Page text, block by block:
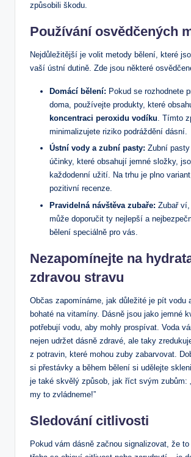
způsobili škodu.
Používání osvědčených
Nejdůležitější je volit metody bělení, které
vaší ústní dutině. Zde jsou některé
Domácí bělení: Pokud se rozhodnete
doma, používejte produkty, které
koncentraci peroxidu vodíku. Tímto
minimalizujete riziko podráždění dásní.
Ústní vody a zubní pasty: Zubní
účinky, které obsahují jemné složky,
každodenní užití. Na trhu je plno
pozitivní recenze.
Pravidelná návštěva zubaře: Zubař
může doporučit ty nejlepší a
bělení speciálně pro vás.
Nezapomínejte na
zdravou stravu
Občas zapomínáme, jak důležité je pít vodu
bohaté na vitamíny. Dásně jsou jako jemné
potřebují vodu, aby mohly prospívat. Voda
nejen udržet dásně zdravé, ale taky
z potravin, které mohou zuby zabarvovat.
si přestávky a během bělení si udělejte
je také skvělý způsob, jak říct svým zubům:
my to zvládneme!”
Sledování citlivosti
Pokud vám dásně začnou signalizovat, že